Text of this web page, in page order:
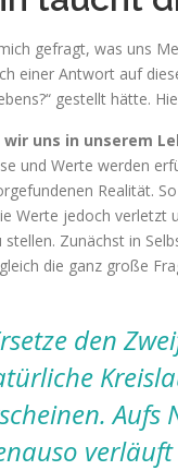
gefragt, was uns
einer Antwort auf
gestellt hätte.
wir uns in unserem
und Werte werden
Realität.
Werte jedoch verletzt
stellen. Zunächst in
die ganz große
den
Aufs
verläuft